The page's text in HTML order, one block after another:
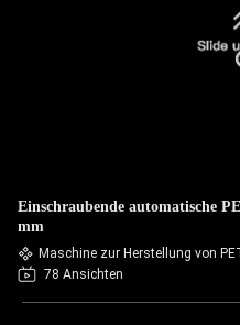
Einschraubende automatische
mm
Maschine zur Herstellung von
78 Ansichten